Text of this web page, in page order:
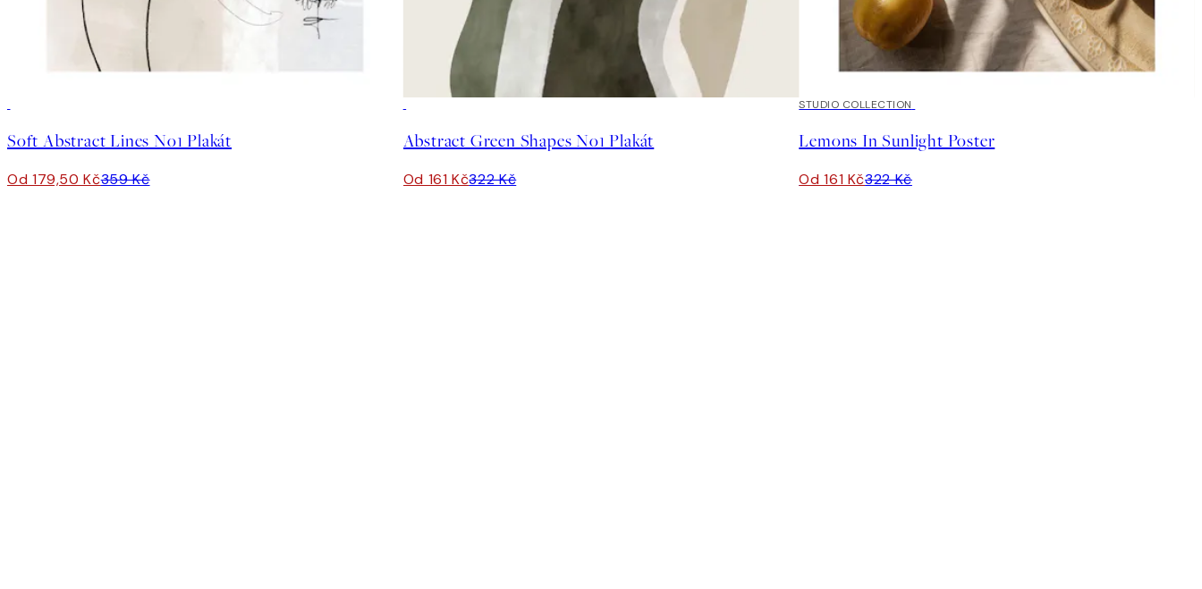
Soft Abstract Lines No1 Plakát
Od 179,50 Kč359 Kč
Abstract Green Shapes No1 Plakát
Od 161 Kč322 Kč
50%*
STUDIO COLLECTION
Lemons In Sunlight Poster
Od 161 Kč322 Kč